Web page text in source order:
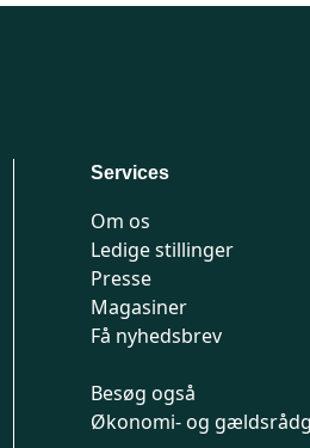
side
Services
Om os
Ledige stillinger
Presse
Magasiner
Få nyhedsbrev
Besøg også
Økonomi- og